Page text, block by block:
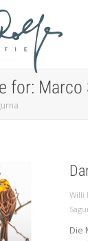
for: Marco
Willi
Die